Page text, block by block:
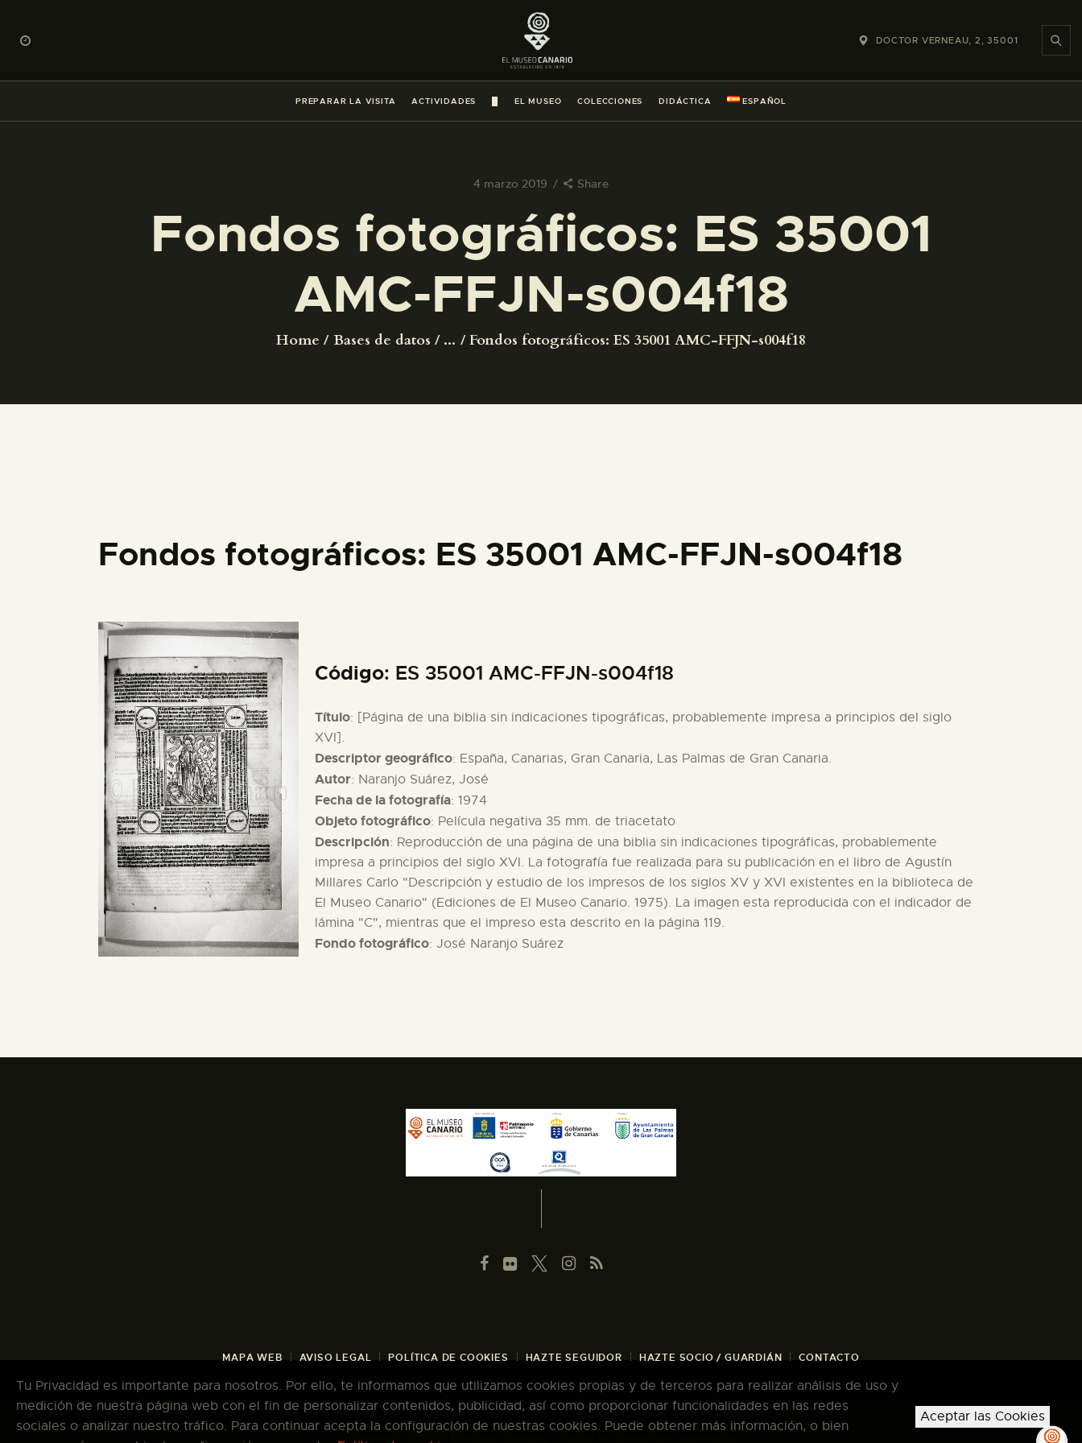
DOCTOR VERNEAU, 2, 35001
PREPARAR LA VISITA ACTIVIDADES EL MUSEO COLECCIONES DIDÁCTICA ESPAÑOL
4 marzo 2019 Share
Fondos fotográficos: ES 35001
AMC-FFJN-s004f18
Home Bases de datos ... Fondos fotográficos: ES 35001 AMC-FFJN-s004f18
PREPARAR LA VISITA
ACTIVIDADES
█
COLECCIONES
DIDÁCTICA
ESPAÑOL
ESPAÑOL
Fondos fotográficos: ES 35001 AMC-FFJN-s004f18
Código: ES 35001 AMC-FFJN-s004f18
Título: [Página de una biblia sin indicaciones tipográficas, probablemente impresa a principios del siglo
XVI].
Descriptor geográfico: España, Canarias, Gran Canaria, Las Palmas de Gran Canaria.
Autor: Naranjo Suárez, José
Fecha de la fotografía: 1974
Objeto fotográfico: Película negativa 35 mm. de triacetato
Descripción: Reproducción de una página de una biblia sin indicaciones tipográficas, probablemente
impresa a principios del siglo XVI. La fotografía fue realizada para su publicación en el libro de Agustín
Millares Carlo "Descripción y estudio de los impresos de los siglos XV y XVI existentes en la biblioteca de
El Museo Canario" (Ediciones de El Museo Canario. 1975). La imagen esta reproducida con el indicador de
lámina "C", mientras que el impreso esta descrito en la página 119.
Fondo fotográfico: José Naranjo Suárez
MAPA WEB AVISO LEGAL POLÍTICA DE COOKIES HAZTE SEGUIDOR HAZTE SOCIO / GUARDIÁN CONTACTO
Copyright © 2026 El Museo Canario · Todos los derechos reservados
Tu Privacidad es importante para nosotros. Por ello, te informamos que utilizamos cookies propias y de terceros para realizar análisis de uso y
medición de nuestra página web con el fin de personalizar contenidos, publicidad, así como proporcionar funcionalidades en las redes
sociales o analizar nuestro tráfico. Para continuar acepta la configuración de nuestras cookies. Puede obtener más información, o bien
Aceptar las Cookies